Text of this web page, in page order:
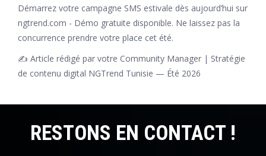
Démarrez votre campagne SMS estivale dès aujourd’hui sur
ngtrend.com - Démo gratuite disponible. Ne laissez pas la
concurrence prendre votre place cet été.
✍️ Article rédigé par votre Community Manager | Stratégie
de contenu digital NGTrend Tunisie — Été 2026
RESTONS EN CONTACT !